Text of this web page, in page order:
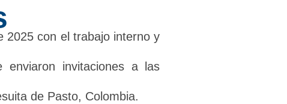
2025 con el trabajo interno y
enviaron invitaciones a las
de Pasto, Colombia.